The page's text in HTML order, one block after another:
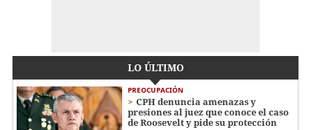
LO ÚLTIMO
PREOCUPACIÓN
CPH denuncia amenazas y
presiones al juez que conoce el caso
de Roosevelt y pide su protección